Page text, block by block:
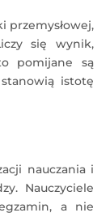
przemysłowej,
się wynik,
pomijane są
istotę
nauczania i
Nauczyciele
a nie